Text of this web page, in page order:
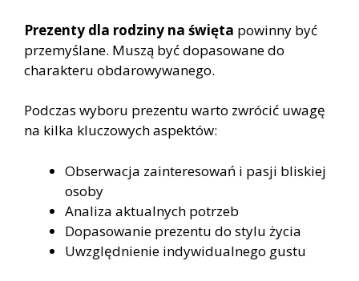
Prezenty dla rodziny na święta powinny być
przemyślane. Muszą być dopasowane do
charakteru obdarowywanego.
Podczas wyboru prezentu warto zwrócić uwagę
na kilka kluczowych aspektów:
Obserwacja zainteresowań i pasji bliskiej
osoby
Analiza aktualnych potrzeb
Dopasowanie prezentu do stylu życia
Uwzględnienie indywidualnego gustu